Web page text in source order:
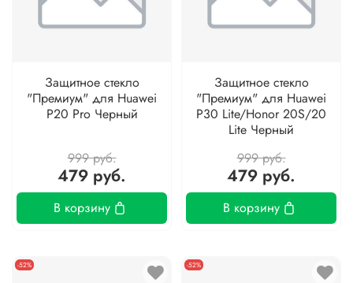
Защитное стекло
"Премиум" для Huawei
P20 Pro Черный
999 руб.
479 руб.
В корзину
Защитное стекло
"Премиум" для Huawei
P30 Lite/Honor 20S/20
Lite Черный
999 руб.
479 руб.
В корзину
-52% -52%